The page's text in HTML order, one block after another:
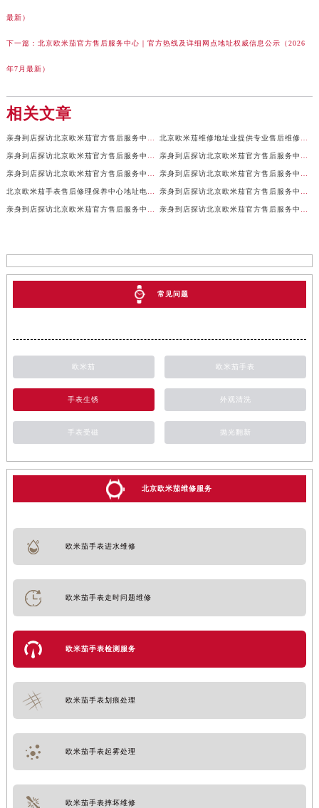
最新）
下一篇： 北京欧米茄官方售后服务中心｜官方热线及详细网点地址权威信息公示（2026
年7月最新）
相关文章
亲身到店探访北京欧米茄官方售后服务中心｜全新地址及售后热线（2026年7月最新） 北京欧米茄维修地址业提供专业售后维修保养服务权威公示（2026年7月最新）
亲身到店探访北京欧米茄官方售后服务中心｜服务电话及详细网点地址（2026年7月最新） 亲身到店探访北京欧米茄官方售后服务中心｜官方地址及联系电话（2026年7月最新）
亲身到店探访北京欧米茄官方售后服务中心｜网点地址及服务电话（2026年7月最新） 亲身到店探访北京欧米茄官方售后服务中心｜完整地址与售后热线（2026年7月最新）
北京欧米茄手表售后修理保养中心地址电话权威公示（2026年7月最新） 亲身到店探访北京欧米茄官方售后服务中心｜全部地址与售后服务电话（2026年7月最新）
亲身到店探访北京欧米茄官方售后服务中心｜最新官方地址及服务电话（2026年7月最新） 亲身到店探访北京欧米茄官方售后服务中心｜最新官方地址和维修热线（2026年7月最新）
常见问题
欧米茄 欧米茄手表
手表生锈 外观清洗
手表受磁 抛光翻新
北京欧米茄维修服务
欧米茄手表进水维修
欧米茄手表走时问题维修
欧米茄手表检测服务
欧米茄手表划痕处理
欧米茄手表起雾处理
欧米茄手表摔坏维修